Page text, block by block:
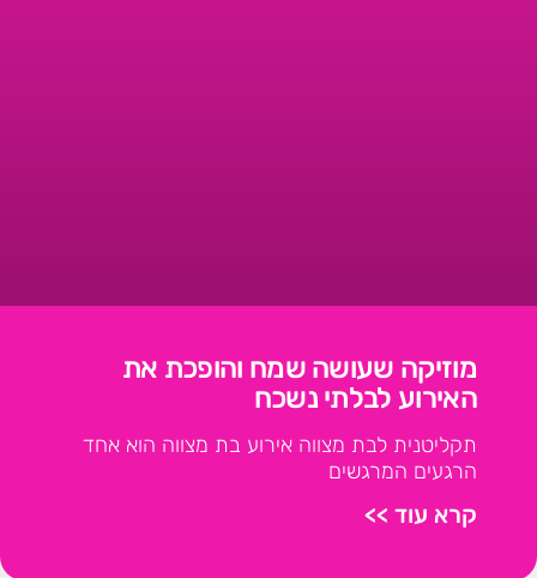
מוזיקה שעושה שמח והופכת את
האירוע לבלתי נשכח
תקליטנית לבת מצווה אירוע בת מצווה הוא אחד
הרגעים המרגשים
קרא עוד >>